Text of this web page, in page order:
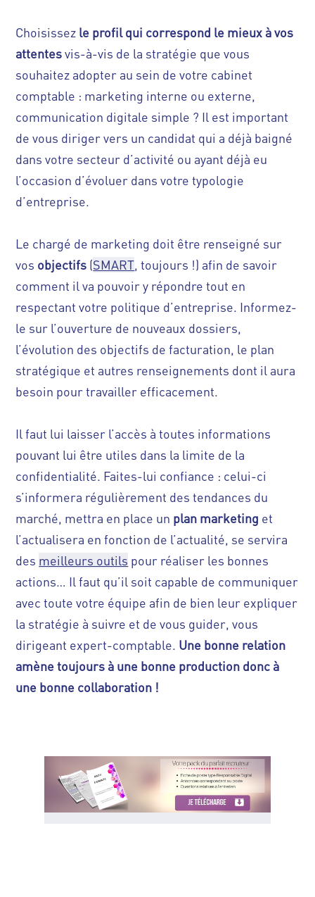
Choisissez le profil qui correspond le mieux à vos
attentesvis-à-vis de la stratégie que vous
souhaitez adopter au sein de votre cabinet
comptable : marketing interne ou externe,
communication digitale simple ? Il est important
de vous diriger vers un candidat qui a déjà baigné
dans votre secteur d’activité ou ayant déjà eu
l’occasion d’évoluer dans votre typologie
d’entreprise.
Le chargé de marketing doit être renseigné sur
vos objectifs (SMART, toujours !) afin de savoir
comment il va pouvoir y répondre tout en
respectant votre politique d’entreprise. Informez-
le sur l’ouverture de nouveaux dossiers,
l’évolution des objectifs de facturation, le plan
stratégique et autres renseignements dont il aura
besoin pour travailler efficacement.
Il faut lui laisser l’accès à toutes informations
pouvant lui être utiles dans la limite de la
confidentialité. Faites-lui confiance : celui-ci
s’informera régulièrement des tendances du
marché, mettra en place un plan marketing et
l’actualisera en fonction de l’actualité, se servira
des meilleurs outils pour réaliser les bonnes
actions… Il faut qu’il soit capable de communiquer
avec toute votre équipe afin de bien leur expliquer
la stratégie à suivre et de vous guider, vous
dirigeant expert-comptable. Une bonne relation
amène toujours à une bonne production donc à
une bonne collaboration !